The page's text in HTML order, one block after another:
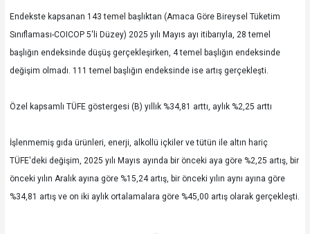
Endekste kapsanan 143 temel başlıktan (Amaca Göre Bireysel Tüketim
Sınıflaması-COICOP 5'li Düzey) 2025 yılı Mayıs ayı itibarıyla, 28 temel
başlığın endeksinde düşüş gerçekleşirken, 4 temel başlığın endeksinde
değişim olmadı. 111 temel başlığın endeksinde ise artış gerçekleşti.
Özel kapsamlı TÜFE göstergesi (B) yıllık %34,81 arttı, aylık %2,25 arttı
İşlenmemiş gıda ürünleri, enerji, alkollü içkiler ve tütün ile altın hariç
TÜFE'deki değişim, 2025 yılı Mayıs ayında bir önceki aya göre %2,25 artış, bir
önceki yılın Aralık ayına göre %15,24 artış, bir önceki yılın aynı ayına göre
%34,81 artış ve on iki aylık ortalamalara göre %45,00 artış olarak gerçekleşti.